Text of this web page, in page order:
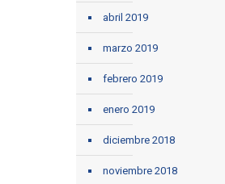
abril 2019
marzo 2019
febrero 2019
enero 2019
diciembre 2018
noviembre 2018